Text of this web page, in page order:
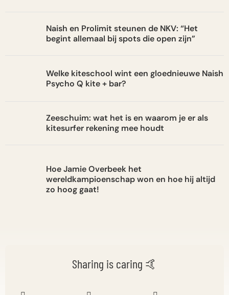
Naish en Prolimit steunen de NKV: “Het
begint allemaal bij spots die open zijn”
Welke kiteschool wint een gloednieuwe Naish
Psycho Q kite + bar?
Zeeschuim: wat het is en waarom je er als
kitesurfer rekening mee houdt
Hoe Jamie Overbeek het
wereldkampioenschap won en hoe hij altijd
zo hoog gaat!
Sharing is caring 🤙